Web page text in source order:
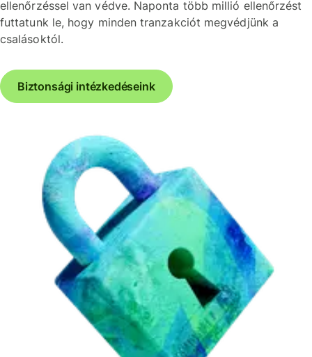
ellenőrzéssel van védve. Naponta több millió ellenőrzést
futtatunk le, hogy minden tranzakciót megvédjünk a
csalásoktól.
Biztonsági intézkedéseink